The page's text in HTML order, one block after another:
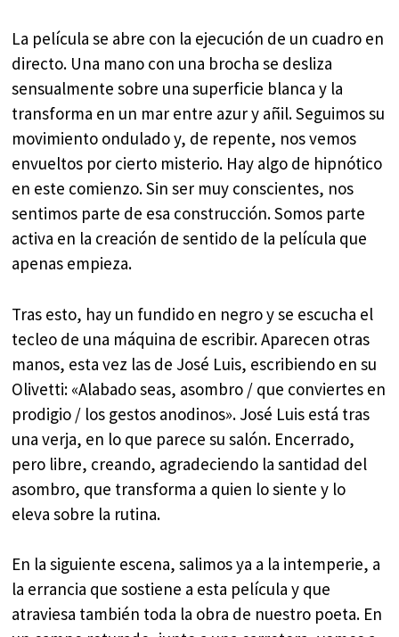
La película se abre con la ejecución de un cuadro en
directo. Una mano con una brocha se desliza
sensualmente sobre una superficie blanca y la
transforma en un mar entre azur y añil. Seguimos su
movimiento ondulado y, de repente, nos vemos
envueltos por cierto misterio. Hay algo de hipnótico
en este comienzo. Sin ser muy conscientes, nos
sentimos parte de esa construcción. Somos parte
activa en la creación de sentido de la película que
apenas empieza.
Tras esto, hay un fundido en negro y se escucha el
tecleo de una máquina de escribir. Aparecen otras
manos, esta vez las de José Luis, escribiendo en su
Olivetti: «Alabado seas, asombro / que conviertes en
prodigio / los gestos anodinos». José Luis está tras
una verja, en lo que parece su salón. Encerrado,
pero libre, creando, agradeciendo la santidad del
asombro, que transforma a quien lo siente y lo
eleva sobre la rutina.
En la siguiente escena, salimos ya a la intemperie, a
la errancia que sostiene a esta película y que
atraviesa también toda la obra de nuestro poeta. En